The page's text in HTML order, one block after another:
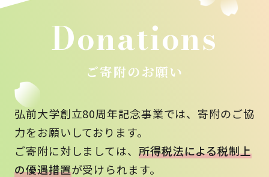
Donations
ご寄附のお願い
弘前大学創立80周年記念事業では、寄附のご協
力をお願いしております。
ご寄附に対しましては、 所得税法による税制上
の優遇措置が受けられます。